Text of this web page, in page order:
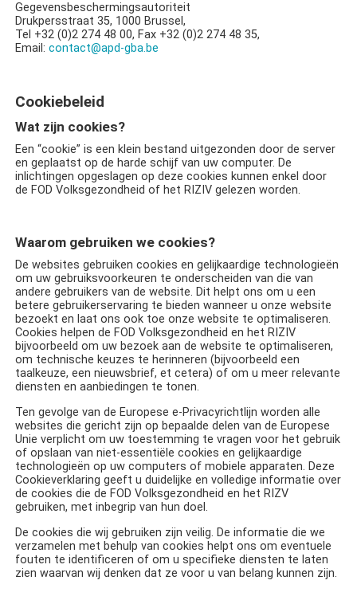
Gegevensbeschermingsautoriteit
Drukpersstraat 35, 1000 Brussel,
Tel +32 (0)2 274 48 00, Fax +32 (0)2 274 48 35,
Email:contact@apd-gba.be
Cookiebeleid
Wat zijn cookies?
Een “cookie” is een klein bestand uitgezonden door de server
en geplaatst op de harde schijf van uw computer. De
inlichtingen opgeslagen op deze cookies kunnen enkel door
de FOD Volksgezondheid of het RIZIV gelezen worden.
Waarom gebruiken we cookies?
De websites gebruiken cookies en gelijkaardige technologieën
om uw gebruiksvoorkeuren te onderscheiden van die van
andere gebruikers van de website. Dit helpt ons om u een
betere gebruikerservaring te bieden wanneer u onze website
bezoekt en laat ons ook toe onze website te optimaliseren.
Cookies helpen de FOD Volksgezondheid en het RIZIV
bijvoorbeeld om uw bezoek aan de website te optimaliseren,
om technische keuzes te herinneren (bijvoorbeeld een
taalkeuze, een nieuwsbrief, et cetera) of om u meer relevante
diensten en aanbiedingen te tonen.
Ten gevolge van de Europese e-Privacyrichtlijn worden alle
websites die gericht zijn op bepaalde delen van de Europese
Unie verplicht om uw toestemming te vragen voor het gebruik
of opslaan van niet-essentiële cookies en gelijkaardige
technologieën op uw computers of mobiele apparaten. Deze
Cookieverklaring geeft u duidelijke en volledige informatie over
de cookies die de FOD Volksgezondheid en het RIZV
gebruiken, met inbegrip van hun doel.
De cookies die wij gebruiken zijn veilig. De informatie die we
verzamelen met behulp van cookies helpt ons om eventuele
fouten te identificeren of om u specifieke diensten te laten
zien waarvan wij denken dat ze voor u van belang kunnen zijn.